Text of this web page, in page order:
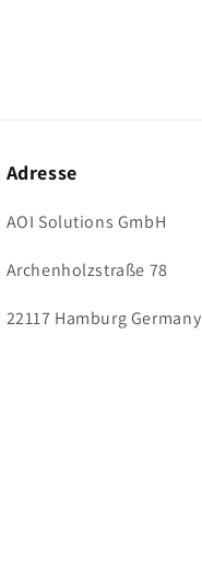
Adresse
AOI Solutions GmbH
Archenholzstraße 78
22117 Hamburg Germany